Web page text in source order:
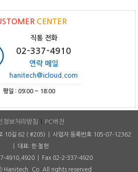
CENTER
직통 전화
02-337-4910
연락 메일
hanitech@icloud.com
평일 : 09:00 ~ 18:00
정보처리방침 PC버전
10길 62 ( #205) | 사업자 등록번호 105-07-12362
| 대표: 한 철헌
4910,4920 | Fax 82-2-337-4920
Co. All rights reserved.